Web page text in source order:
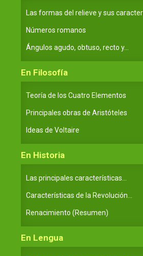
Las formas del relieve y sus
Números romanos
Ángulos agudo, obtuso, recto y...
En Filosofía
Teoría de los Cuatro Elementos
Principales obras de Aristóteles
Ideas de Voltaire
En Historia
Las principales características...
Características de la Revolución...
Renacimiento (Resumen)
En Lengua